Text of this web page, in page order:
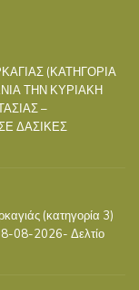
(ΚΑΤΗΓΟΡΙΑ
ΤΗΝ ΚΥΡΙΑΚΗ
–
ΔΑΣΙΚΕΣ
(κατηγορία 3)
08-2026- Δελτίο